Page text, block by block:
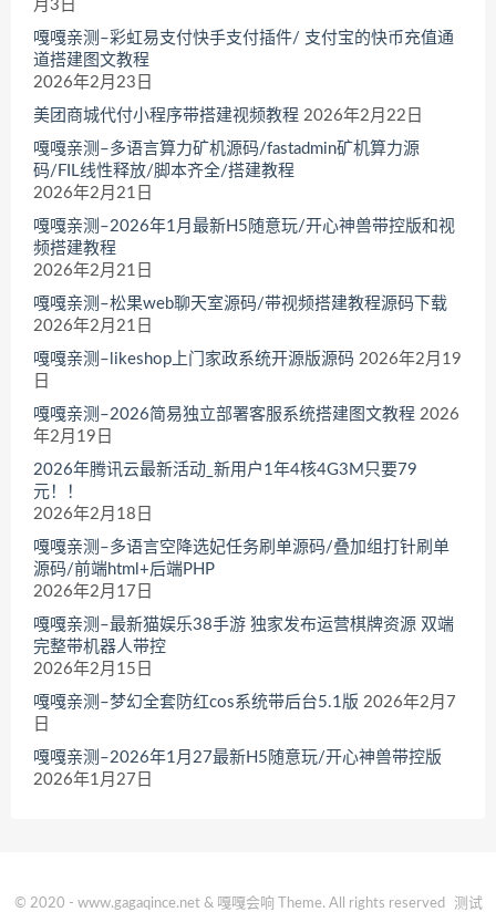
月3日
嘎嘎亲测–彩虹易支付快手支付插件/ 支付宝的快币充值通
道搭建图文教程
2026年2月23日
美团商城代付小程序带搭建视频教程 2026年2月22日
嘎嘎亲测–多语言算力矿机源码/fastadmin矿机算力源
码/FIL线性释放/脚本齐全/搭建教程
2026年2月21日
嘎嘎亲测–2026年1月最新H5随意玩/开心神兽带控版和视
频搭建教程
2026年2月21日
嘎嘎亲测–松果web聊天室源码/带视频搭建教程源码下载
2026年2月21日
嘎嘎亲测–likeshop上门家政系统开源版源码 2026年2月19
日
嘎嘎亲测–2026简易独立部署客服系统搭建图文教程 2026
年2月19日
2026年腾讯云最新活动_新用户1年4核4G3M只要79
元！！
2026年2月18日
嘎嘎亲测–多语言空降选妃任务刷单源码/叠加组打针刷单
源码/前端html+后端PHP
2026年2月17日
嘎嘎亲测–最新猫娱乐38手游 独家发布运营棋牌资源 双端
完整带机器人带控
2026年2月15日
嘎嘎亲测–梦幻全套防红cos系统带后台5.1版 2026年2月7
日
嘎嘎亲测–2026年1月27最新H5随意玩/开心神兽带控版
2026年1月27日
© 2020 - www.gagaqince.net & 嘎嘎会响 Theme. All rights reserved 测试